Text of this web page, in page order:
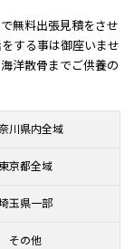
無料出張見積をさせ
する事は御座いませ
洋散骨までご供養の
川県内全域
東京都全域
玉県一部
その他